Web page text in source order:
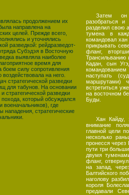
продолжением их
направлена на
целей. Прежде всего,
и уточнялись
разведкой: рейдразведот-
Субэдэя в Восточную
выявляла наиболее
время для
боем силу сопротивления
на него.
стратегической разведки
для табунов. На основании
стратегической разведки
который обсуждался
военачальников), где
нападения, стратегические
Затем он
разобраться
разделил свою
тумена в
командовал
прикрывать
фланг,
Кадан, сын
наступать
маршрутами)
встретиться
на восточном
Буды.
Хан Кайду,
внимание
главной цели
несколько
пронесся
пути три
двумя
фланг,
на запад,
Балтийского
наголову
короля
предавали